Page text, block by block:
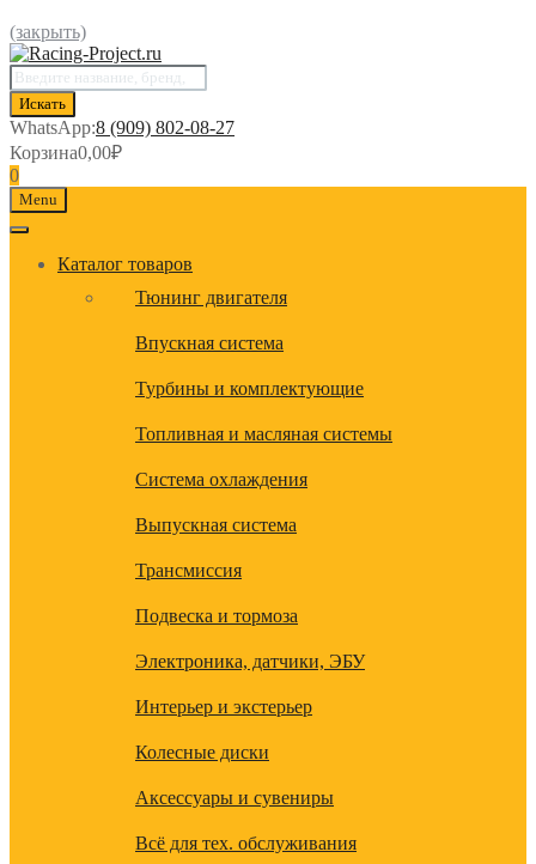
(закрыть)
Поиск
товаров
Искать
WhatsApp:8 (909) 802-08-27
Корзина0,00₽
0
Menu
Каталог товаров
Тюнинг двигателя
Впускная система
Турбины и комплектующие
Топливная и масляная системы
Система охлаждения
Выпускная система
Трансмиссия
Подвеска и тормоза
Электроника, датчики, ЭБУ
Интерьер и экстерьер
Колесные диски
Аксессуары и сувениры
Всё для тех. обслуживания